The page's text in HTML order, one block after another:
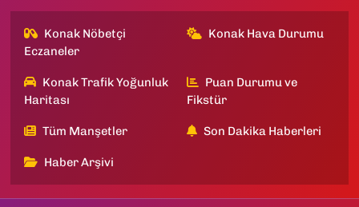
Konak Nöbetçi
Eczaneler
Konak Hava Durumu
Konak Trafik Yoğunluk
Haritası
Puan Durumu ve
Fikstür
Tüm Manşetler Son Dakika Haberleri
Haber Arşivi